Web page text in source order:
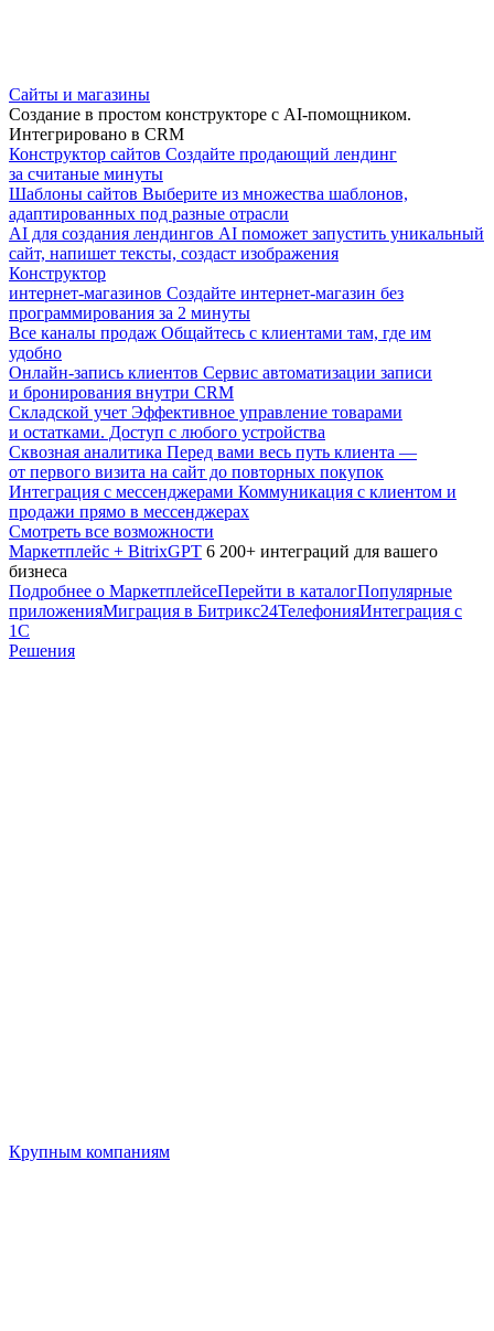
Сайты и магазины
Создание в простом конструкторе с AI-помощником.
Интегрировано в CRM
Конструктор сайтов Создайте продающий лендинг
за считаные минуты
Шаблоны сайтов Выберите из множества шаблонов,
адаптированных под разные отрасли
AI для создания лендингов AI поможет запустить уникальный
сайт, напишет тексты, создаст изображения
Конструктор
интернет-магазинов Создайте интернет-магазин без
программирования за 2 минуты
Все каналы продаж Общайтесь с клиентами там, где им
удобно
Онлайн-запись клиентов Сервис автоматизации записи
и бронирования внутри CRM
Складской учет Эффективное управление товарами
и остатками. Доступ с любого устройства
Сквозная аналитика Перед вами весь путь клиента —
от первого визита на сайт до повторных покупок
Интеграция с мессенджерами Коммуникация с клиентом и
продажи прямо в мессенджерах
Смотреть все возможности
Маркетплейс + BitrixGPT 6 200+ интеграций для вашего
бизнеса
Подробнее о МаркетплейсеПерейти в каталогПопулярные
приложенияМиграция в Битрикс24ТелефонияИнтеграция с
1С
Решения
Крупным компаниям